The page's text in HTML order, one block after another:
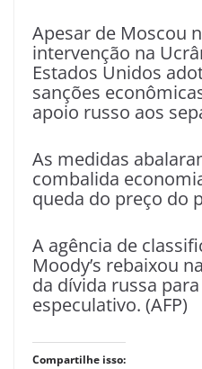
Apesar de Moscou
intervenção na
Estados Unidos
sanções
apoio russo aos
As medidas
combalida
queda do preço do
A agência de
Moody’s rebaixou
da dívida russa
especulativo. (AFP)
Compartilhe isso: